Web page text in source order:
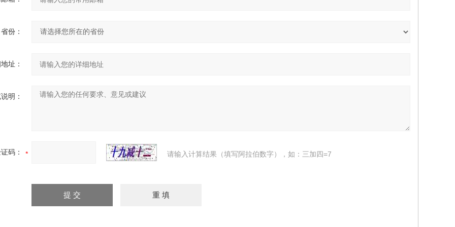
省份：
址：
明：
码： 请输入计算结果（填写阿拉伯数字），如：三加四=7